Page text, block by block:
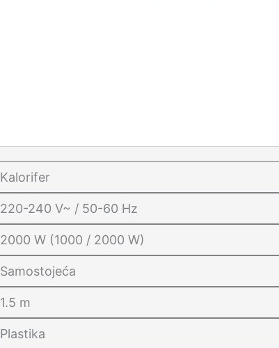
Kalorifer
220-240 V~ / 50-60 Hz
2000 W (1000 / 2000 W)
Samostojeća
1.5 m
Plastika